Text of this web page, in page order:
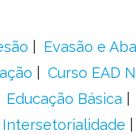
Evasão e
Curso EAD
Educação Básica
Intersetorialidade